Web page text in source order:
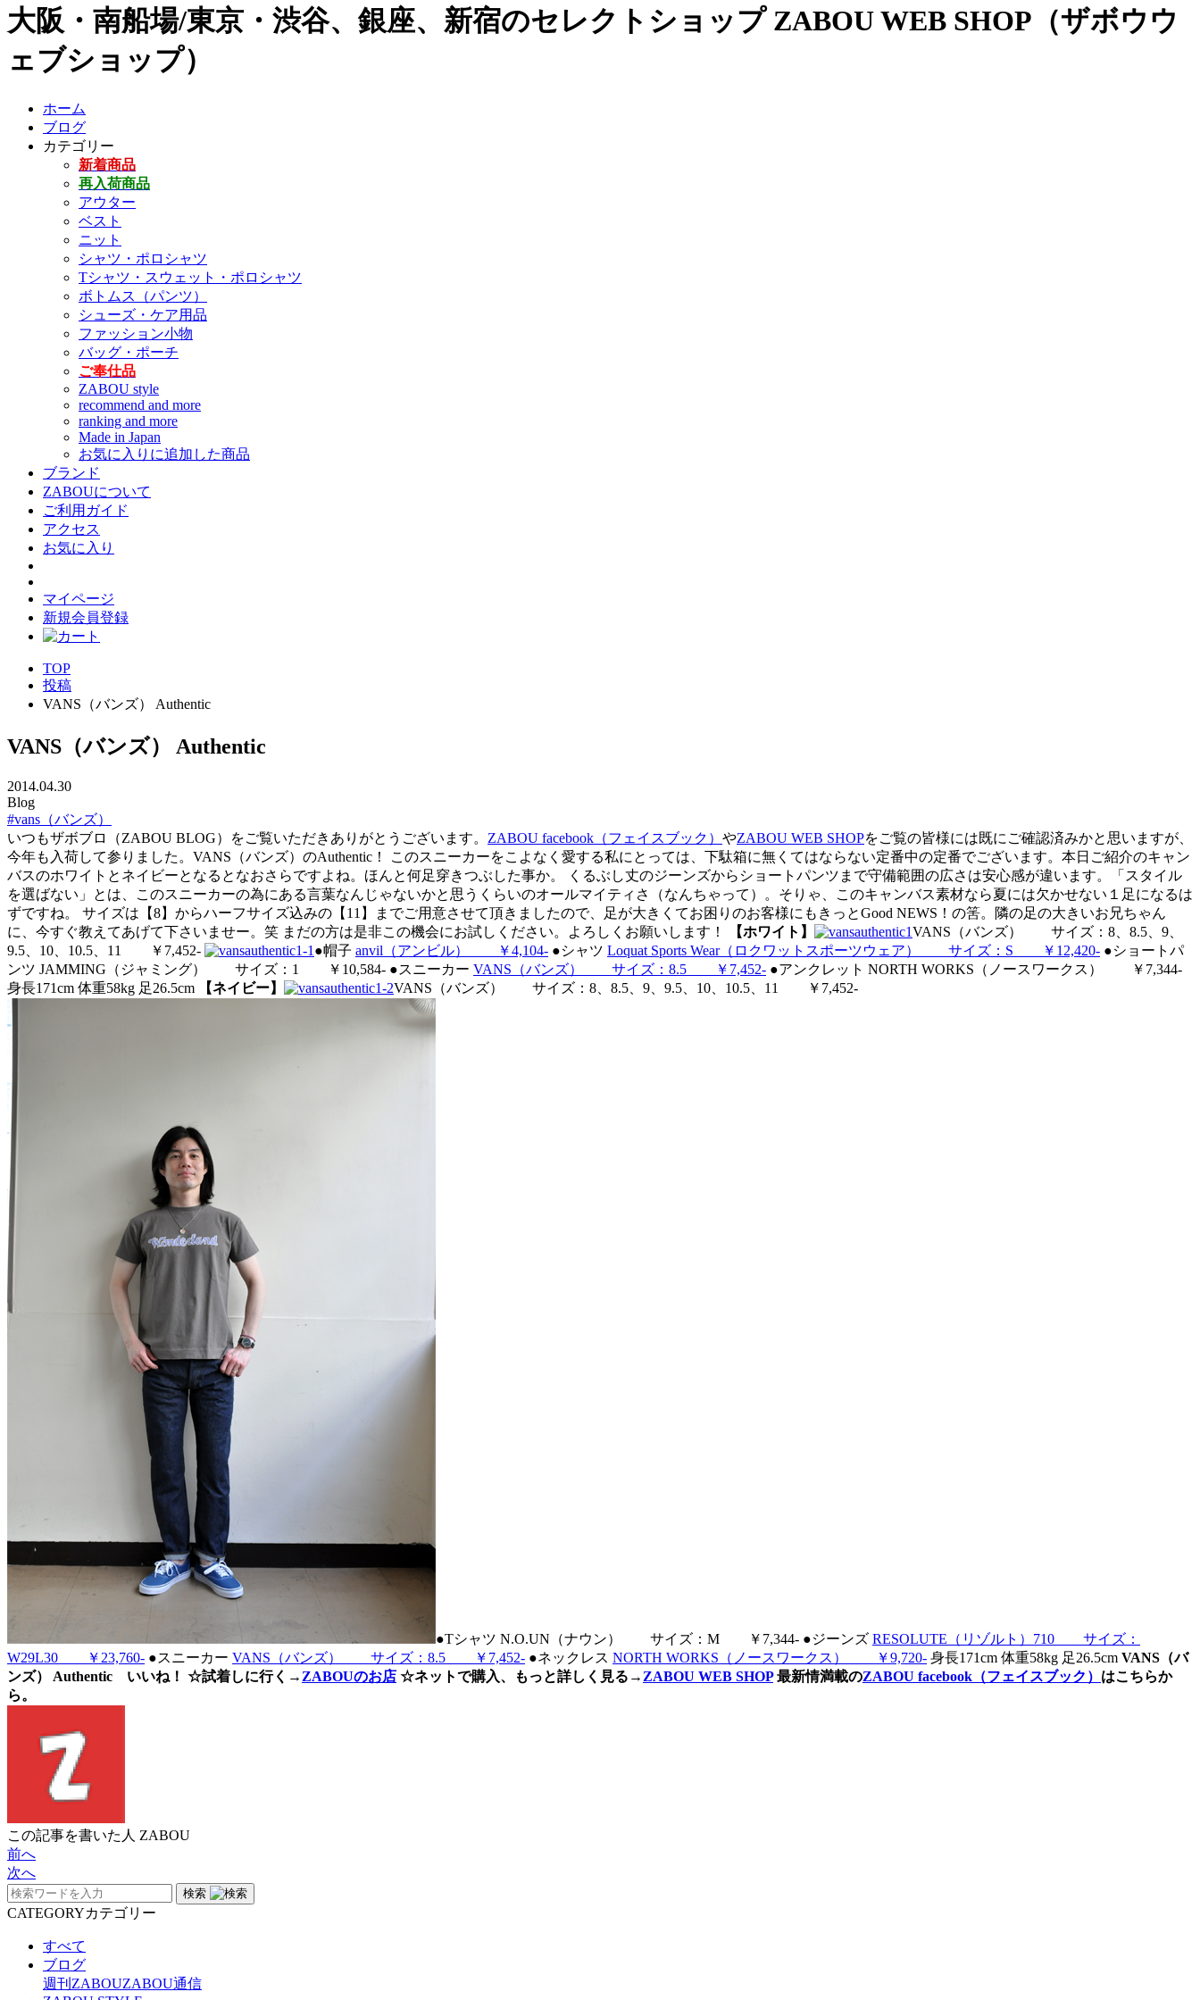
大阪・南船場/東京・渋谷、銀座、新宿のセレクトショップ ZABOU WEB SHOP（ザボウウ
ェブショップ）
ホーム
ブログ
カテゴリー
新着商品
再入荷商品
アウター
ベスト
ニット
シャツ・ポロシャツ
Tシャツ・スウェット・ポロシャツ
ボトムス（パンツ）
シューズ・ケア用品
ファッション小物
バッグ・ポーチ
ご奉仕品
ZABOU style
recommend and more
ranking and more
Made in Japan
お気に入りに追加した商品
ブランド
ZABOUについて
ご利用ガイド
アクセス
お気に入り
マイページ
新規会員登録
TOP
投稿
VANS（バンズ） Authentic
VANS（バンズ） Authentic
2014.04.30
Blog
#vans（バンズ）
いつもザボブロ（ZABOU BLOG）をご覧いただきありがとうございます。 ZABOU facebook（フェイスブック） やZABOU WEB SHOPをご覧の皆様には既にご確認済みかと思いますが、
今年も入荷して参りました。VANS（バンズ）のAuthentic！ このスニーカーをこよなく愛する私にとっては、下駄箱に無くてはならない定番中の定番でございます。本日ご紹介のキャン
バスのホワイトとネイビーとなるとなおさらですよね。ほんと何足穿きつぶした事か。 くるぶし丈のジーンズからショートパンツまで守備範囲の広さは安心感が違います。「スタイル
を選ばない」とは、このスニーカーの為にある言葉なんじゃないかと思うくらいのオールマイティさ（なんちゃって）。そりゃ、このキャンバス素材なら夏には欠かせない１足になるは
ずですね。 サイズは【8】からハーフサイズ込みの【11】までご用意させて頂きましたので、足が大きくてお困りのお客様にもきっとGood NEWS！の筈。隣の足の大きいお兄ちゃん
に、今すぐ教えてあげて下さいませー。笑 まだの方は是非この機会にお試しください。よろしくお願いします！
【ホワイト】
VANS（バンズ） サイズ：8、8.5、9、
9.5、10、10.5、11 ￥7,452-
●帽子 anvil（アンビル） ￥4,104- ●シャツ Loquat Sports Wear（ロクワットスポーツウェア） サイズ：S ￥12,420- ●ショートパ
ンツ JAMMING（ジャミング） サイズ：1 ￥10,584- ●スニーカー VANS（バンズ） サイズ：8.5 ￥7,452- ●アンクレット NORTH WORKS（ノースワークス） ￥7,344-
身長171cm 体重58kg 足26.5cm
【ネイビー】 VANS（バンズ） サイズ：8、8.5、9、9.5、10、10.5、11 ￥7,452-
●Tシャツ N.O.UN（ナウン） サイズ：M ￥7,344- ●ジーンズ RESOLUTE（リゾルト）710 サイズ：
W29L30 ￥23,760- ●スニーカー VANS（バンズ） サイズ：8.5 ￥7,452- ●ネックレス NORTH WORKS（ノースワークス） ￥9,720- 身長171cm 体重58kg 足26.5cm VANS（バ
ンズ） Authentic いいね！ ☆試着しに行く→ ZABOUのお店 ☆ネットで購入、もっと詳しく見る→ ZABOU WEB SHOP 最新情満載のZABOU facebook（フェイスブック） はこちらか
ら。
この記事を書いた人 ZABOU
前へ
次へ
検索
CATEGORYカテゴリー
すべて
ブログ
週刊ZABOUZABOU通信